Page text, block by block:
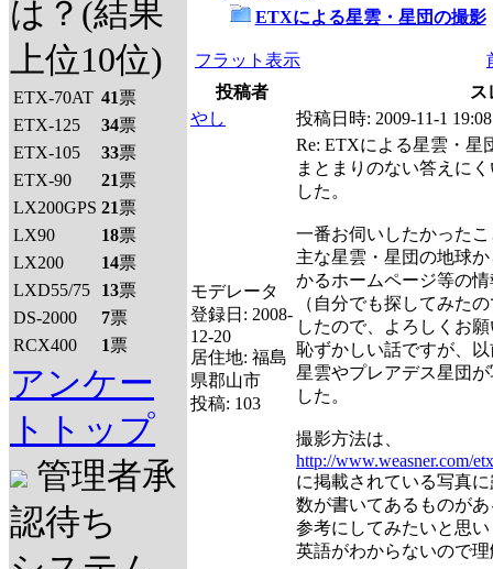
は？(結果
上位10位)
ETX-70AT 41票
ETX-125
34票
ETX-105
33票
ETX-90
21票
LX200GPS 21票
LX90
18票
LX200
14票
LXD55/75
13票
DS-2000
7票
RCX400
1票
アンケー
トトップ
管理者承
認待ち
ETXによる星雲・星団の撮影
フラット表示
投稿者
ス
やし
投稿日時: 2009-11-1 19:08
モデレータ
登録日: 2008-
12-20
居住地: 福島
県郡山市
投稿: 103
Re: ETXによる星雲・星
まとまりのない答えに
した。
一番お伺いしたかった
主な星雲・星団の地球
かるホームページ等の
（自分でも探してみた
したので、よろしくお
恥ずかしい話ですが、
星雲やプレアデス星団
した。
撮影方法は、
http://www.weasner.com/
に掲載されている写真
数が書いてあるものが
参考にしてみたいと思
英語がわからないので